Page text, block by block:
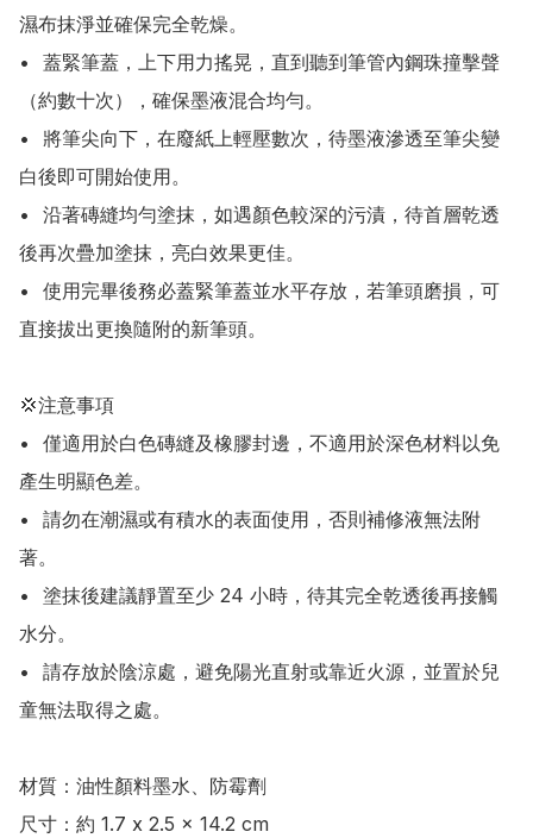
濕布抹淨並確保完全乾燥。
•	蓋緊筆蓋，上下用力搖晃，直到聽到筆管內鋼珠撞擊聲
（約數十次），確保墨液混合均勻。
•	將筆尖向下，在廢紙上輕壓數次，待墨液滲透至筆尖變
白後即可開始使用。
•	沿著磚縫均勻塗抹，如遇顏色較深的污漬，待首層乾透
後再次疊加塗抹，亮白效果更佳。
•	使用完畢後務必蓋緊筆蓋並水平存放，若筆頭磨損，可
直接拔出更換隨附的新筆頭。
💢注意事項
•	僅適用於白色磚縫及橡膠封邊，不適用於深色材料以免
產生明顯色差。
•	請勿在潮濕或有積水的表面使用，否則補修液無法附
著。
•	塗抹後建議靜置至少 24 小時，待其完全乾透後再接觸
水分。
•	請存放於陰涼處，避免陽光直射或靠近火源，並置於兒
童無法取得之處。
材質：油性顏料墨水、防霉劑
尺寸：約 1.7 x 2.5 x 14.2 cm